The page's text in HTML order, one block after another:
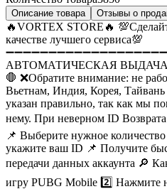
Описание товара Отзывы о
🔥VORTEX STORE🔥
качестве лучшего сервиса💯
АВТОМАТИЧЕСКАЯ ВЫДАЧА
🛑 ❌Обратите внимание: не
Вьетнам, Индия, Корея,
указан правильно, так как мы
нему. При неверном ID Возврата
📌 Выберите нужное
укажите ваш ID 📌 Получите
передачи данных аккаунта 🔎
игру PUBG Mobile 2️⃣ Нажмите